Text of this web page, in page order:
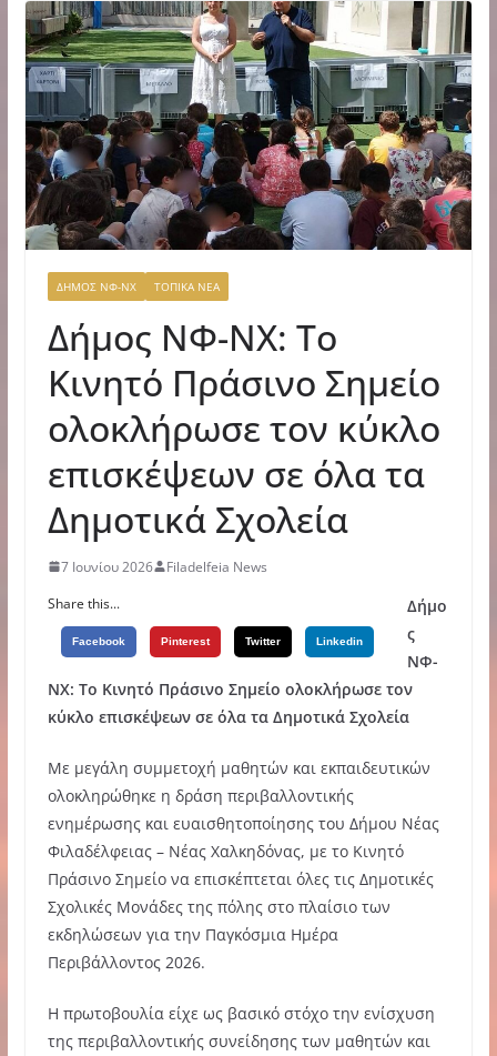
ΔΗΜΟΣ ΝΦ-ΝΧ ΤΟΠΙΚΑ ΝΕΑ
Δήμος ΝΦ-ΝΧ: Το
Κινητό Πράσινο Σημείο
ολοκλήρωσε τον κύκλο
επισκέψεων σε όλα τα
Δημοτικά Σχολεία
7 Ιουνίου 2026
Filadelfeia News
Share this...
Facebook Pinterest Twitter Linkedin
Δήμο
ς
ΝΦ-
ΝΧ: Το Κινητό Πράσινο Σημείο ολοκλήρωσε τον
κύκλο επισκέψεων σε όλα τα Δημοτικά Σχολεία
Με μεγάλη συμμετοχή μαθητών και εκπαιδευτικών
ολοκληρώθηκε η δράση περιβαλλοντικής
ενημέρωσης και ευαισθητοποίησης του Δήμου Νέας
Φιλαδέλφειας – Νέας Χαλκηδόνας, με το Κινητό
Πράσινο Σημείο να επισκέπτεται όλες τις Δημοτικές
Σχολικές Μονάδες της πόλης στο πλαίσιο των
εκδηλώσεων για την Παγκόσμια Ημέρα
Περιβάλλοντος 2026.
Η πρωτοβουλία είχε ως βασικό στόχο την ενίσχυση
της περιβαλλοντικής συνείδησης των μαθητών και